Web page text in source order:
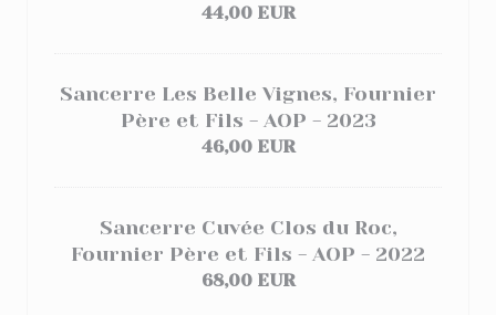
44,00 EUR
Sancerre Les Belle Vignes, Fournier
Père et Fils - AOP - 2023
46,00 EUR
Sancerre Cuvée Clos du Roc,
Fournier Père et Fils - AOP - 2022
68,00 EUR